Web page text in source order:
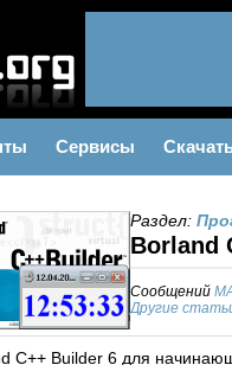
Сервисы
Раздел:
Borland
Сообщений
Другие
C++ Builder 6 для